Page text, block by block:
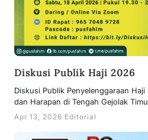
Diskusi Publik Haji 2026
Diskusi Publik Penyelenggaraan
dan Harapan di Tengah Gejolak
Apr 13, 2026 Editorial